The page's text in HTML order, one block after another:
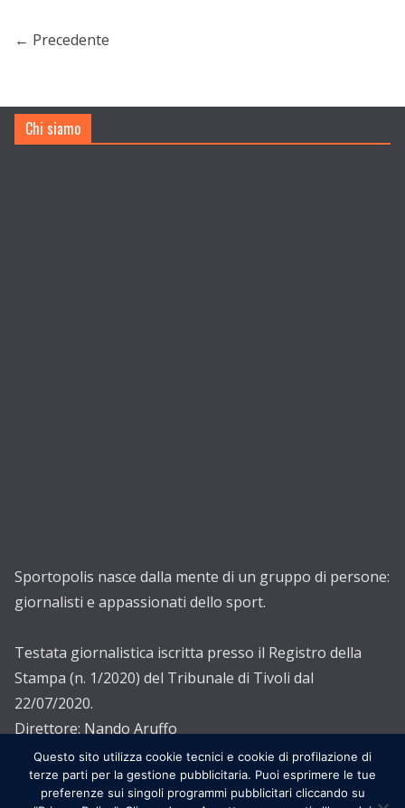
← Precedente
Chi siamo
Sportopolis nasce dalla mente di un gruppo di persone:
giornalisti e appassionati dello sport.
Testata giornalistica iscritta presso il Registro della
Stampa (n. 1/2020) del Tribunale di Tivoli dal
22/07/2020.
Direttore: Nando Aruffo
Editore: Associazione Sportopolis ETS
Copyright © 2026Sportopolis. Creato conColorMagand
Questo sito utilizza cookie tecnici e cookie di profilazione di
terze parti per la gestione pubblicitaria. Puoi esprimere le tue
preferenze sui singoli programmi pubblicitari cliccando su